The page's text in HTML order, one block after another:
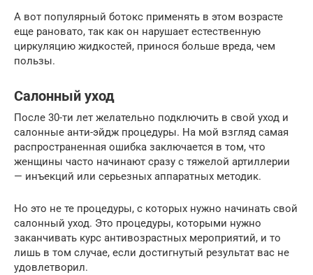
А вот популярный ботокс применять в этом возрасте
еще рановато, так как он нарушает естественную
циркуляцию жидкостей, принося больше вреда, чем
пользы.
Салонный уход
После 30-ти лет желательно подключить в свой уход и
салонные анти-эйдж процедуры. На мой взгляд самая
распространенная ошибка заключается в том, что
женщины часто начинают сразу с тяжелой артиллерии
— инъекций или серьезных аппаратных методик.
Но это не те процедуры, с которых нужно начинать свой
салонный уход. Это процедуры, которыми нужно
заканчивать курс антивозрастных мероприятий, и то
лишь в том случае, если достигнутый результат вас не
удовлетворил.